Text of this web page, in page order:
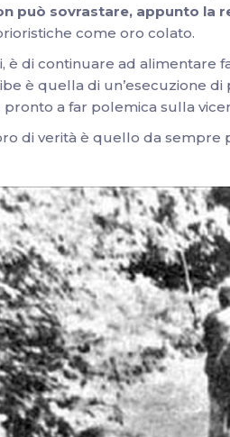
può sovrastare, appunto la
come oro colato.
è di continuare ad alimentare
è quella di un’esecuzione
a far polemica sulla
di verità è quello da sempre